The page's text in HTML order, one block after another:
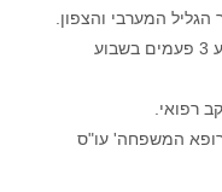
הגליל המערבי והצפון.
המשפחה מעורבת בטיפול ועליה להגיע 3 פעמים בשבוע
רפואי.
רופא המשפחה' עו"ס